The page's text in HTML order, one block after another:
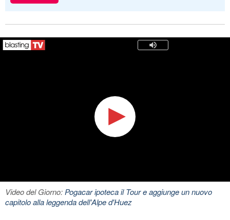
Video del Giorno:Pogacar ipoteca il Tour e aggiunge un nuovo
capitolo alla leggenda dell'Alpe d'Huez